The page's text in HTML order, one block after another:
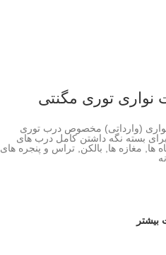
نواری توری مگنتی
(وارداتی) مخصوص درب توری
برای بسته نگه داشتن کامل درب های
ها, مغازه ها, بالکن, تراس و پنجره های
بیشتر